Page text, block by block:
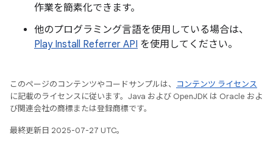
作業を簡素化できます。
他のプログラミング言語を使用している場合は、
Play Install Referrer API を使用してください。
このページのコンテンツやコードサンプルは、
コンテンツ ライセンス
に記載のライセンスに従います。Java および OpenJDK は Oracle およ
び関連会社の商標または登録商標です。
最終更新日 2025-07-27 UTC。